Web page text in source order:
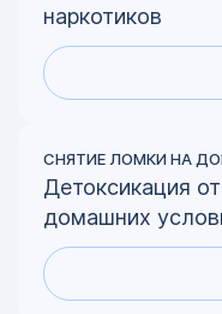
наркотиков
СНЯТИЕ ЛОМКИ НА
Детоксикация
домашних